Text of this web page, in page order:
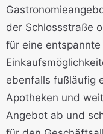
der Schlossstraße
für eine
ebenfalls fußläufig
Apotheken und
Angebot ab und